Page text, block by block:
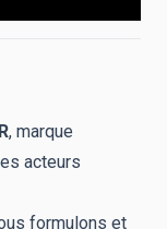
, marque
acteurs
formulons et